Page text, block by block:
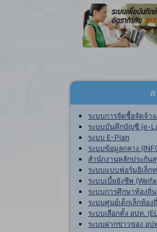
ระบบการจัดซื้อจัดจ้าง
ระบบบันทึกบัญชี (e-
ระบบ E-Plan
ระบบข้อมูลกลาง
สำนักงานหลักประกัน
ระบบแบบฟอร์มอิเล็ก
ระบบเบี้ยยังชีพ
ระบบการศึกษาท้องถิ่น
ระบบศูนย์เด็กเล็กท้อง
ระบบเลือกตั้ง อปท.
ระบบฝากข่าวของ อป